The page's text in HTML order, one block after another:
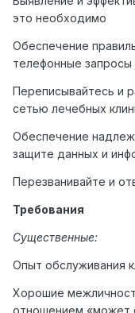
это необходимо
Обеспечение
телефонные запросы
Переписывайтесь и
сетью лечебных
Обеспечение
защите данных и
Перезванивайте и
Требования
Существенные:
Опыт обслуживания
Хорошие
отношением «может